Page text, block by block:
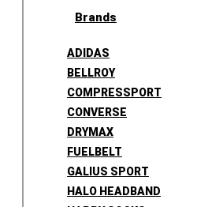
Brands
ADIDAS
BELLROY
COMPRESSPORT
CONVERSE
DRYMAX
FUELBELT
GALIUS SPORT
HALO HEADBAND